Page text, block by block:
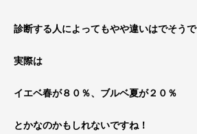
診断する人によってもやや違いはでそうで
実際は
イエベ春が８０％、ブルベ夏が２０％
とかなのかもしれないですね！